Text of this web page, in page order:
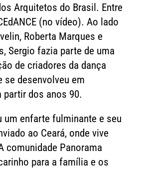
Arquitetos do Brasil. Entre
(no vídeo). Ao lado
Roberta Marques e
Sergio fazia parte de uma
de criadores da dança
se desenvolveu em
partir dos anos 90.
um enfarte fulminante e seu
ao Ceará, onde vive
comunidade Panorama
para a família e os